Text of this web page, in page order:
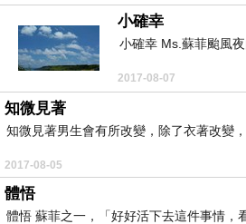
小確幸
小確幸 Ms.蘇菲颱風
2017-08-07
知微見著
知微見著男生會有所改變，除了衣著改變
2017-08-05
體悟
體悟 蘇菲之一，「好好活下去這件事情，